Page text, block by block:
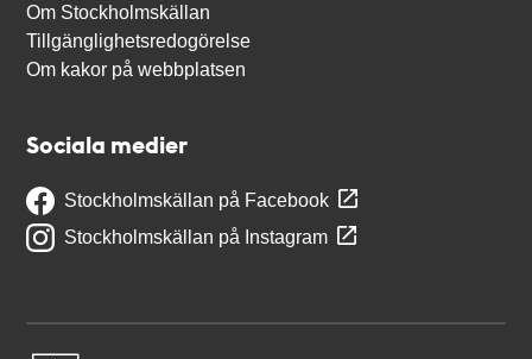
Om Stockholmskällan
Tillgänglighetsredogörelse
Om kakor på webbplatsen
Sociala medier
Stockholmskällan på Facebook
Stockholmskällan på Instagram